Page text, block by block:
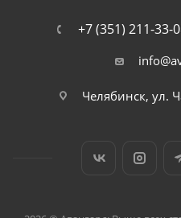
+7 (351) 211-33-
Челябинск, ул.